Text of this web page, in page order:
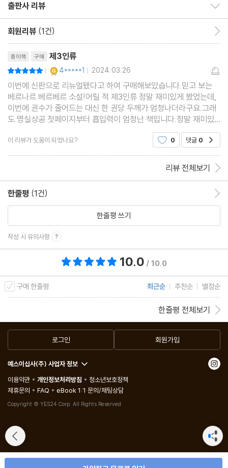
출판사 리뷰
회원리뷰 (1건)
종이책 구매 제3인류
| 4*****1 | 2024.03.26
이번에 신판으로 리뉴얼됐다고 하여 구매해보았습니다.믿고 보는
베르나르 베르베르 소설!어릴 적 제3인류 정말 재미있게 봤었는데,
이번에 권수가 줄어드는 대신 한 권당 두께가 엄청나더라구요.그래
도 명실상공 첫페이지부터 흡입력이 엄청난 책입니다.정말 재미있
이 리뷰가 도움이 되었나요? 0 댓글 0
리뷰 전체보기
한줄평 (1건)
한줄평 쓰기
작성 시 유의사항
10.0 / 10.0
구매 한줄평 최근순 추천순 별점순
한줄평 전체보기
로그인 회원가입
예스이십사(주) 사업자 정보
이용약관
개인정보처리방침
청소년보호정책
제휴문의
FAQ eBook 1:1 문의/채팅상담
Copyright © YES24 Corp. All Rights Reserved.